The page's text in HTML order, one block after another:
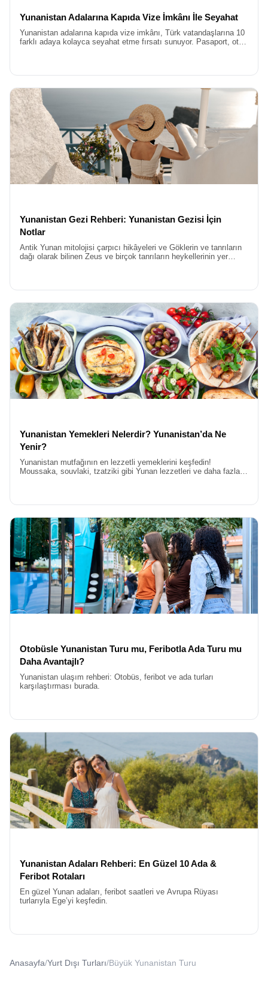
Yunanistan Adalarına Kapıda Vize İmkânı İle Seyahat
Yunanistan adalarına kapıda vize imkânı, Türk vatandaşlarına 10
farklı adaya kolayca seyahat etme fırsatı sunuyor. Pasaport, otel
Yunanistan Gezi Rehberi: Yunanistan Gezisi İçin
Notlar
Antik Yunan mitolojisi çarpıcı hikâyeleri ve Göklerin ve tanrıların
dağı olarak bilinen Zeus ve birçok tanrıların heykellerinin yer
Yunanistan Yemekleri Nelerdir? Yunanistan’da Ne
Yenir?
Yunanistan mutfağının en lezzetli yemeklerini keşfedin!
Moussaka, souvlaki, tzatziki gibi Yunan lezzetleri ve daha fazlası
Otobüsle Yunanistan Turu mu, Feribotla Ada Turu mu
Daha Avantajlı?
Yunanistan ulaşım rehberi: Otobüs, feribot ve ada turları
karşılaştırması burada.
Yunanistan Adaları Rehberi: En Güzel 10 Ada &
Feribot Rotaları
En güzel Yunan adaları, feribot saatleri ve Avrupa Rüyası
turlarıyla Ege’yi keşfedin.
Anasayfa/Yurt Dışı Turları/Büyük Yunanistan Turu